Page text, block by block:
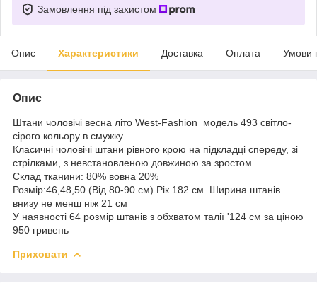
Замовлення під захистом
Опис Характеристики Доставка Оплата Умови
Опис
Штани чоловічі весна літо West-Fashion модель 493 світло-
сірого кольору в смужку
Класичні чоловічі штани рівного крою на підкладці спереду, зі
стрілками, з невстановленою довжиною за зростом
Склад тканини: 80% вовна 20%
Розмір:46,48,50.(Від 80-90 см).Рік 182 см. Ширина штанів
внизу не менш ніж 21 см
У наявності 64 розмір штанів з обхватом талії '124 см за ціною
950 гривень
Приховати